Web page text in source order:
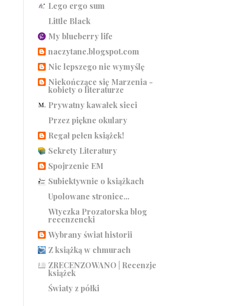
Lego ergo sum
Little Black
My blueberry life
naczytane.blogspot.com
Nic lepszego nie wymyślę
Niekończące się Marzenia -
kobiety o literaturze
Prywatny kawałek sieci
Przez piękne okulary
Regał pełen książek!
Sekrety Literatury
Spojrzenie EM
Subiektywnie o książkach
Upolowane stronice...
Wtyczka Prozatorska blog
recenzencki
Wybrany świat historii
Z książką w chmurach
ZRECENZOWANO | Recenzje
książek
Światy z półki